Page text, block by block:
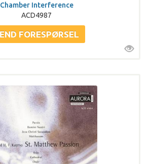
Chamber Interference
ACD4987